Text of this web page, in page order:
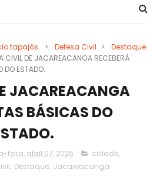
tapajós. > Defesa Civil >
Destaque
CIVIL DE JACAREACANGA RECEBERÁ
DO ESTADO.
JACAREACANGA
BÁSICAS DO
feira, abril 07, 2025 cidade,
, Destaque, Jacareacanga